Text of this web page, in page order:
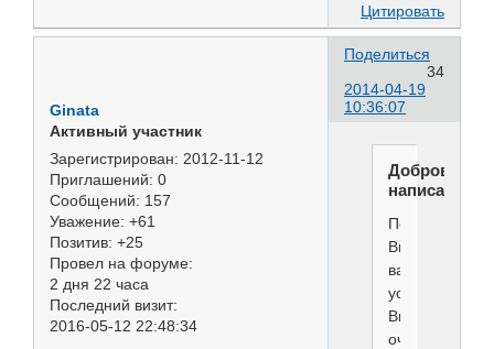
Цитировать
Поделиться
34
2014-04-19
10:36:07
Ginata
Активный участник
Зарегистрирован: 2012-11-12
Приглашений: 0
Сообщений: 157
Уважение: +61
Позитив: +25
Провел на форуме:
2 дня 22 часа
Последний визит:
2016-05-12 22:48:34
написал(а):
Поздравляю!
Видели
ваш
успех!
Впечатлены
очень!